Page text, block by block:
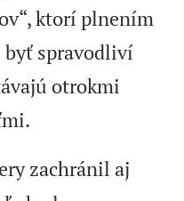
ktorí plnením
byť spravodliví
otrokmi
zachránil aj